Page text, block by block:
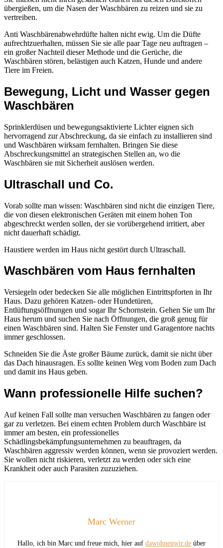
übergießen, um die Nasen der Waschbären zu reizen und sie zu
vertreiben.
Anti Waschbärenabwehrdüfte halten nicht ewig. Um die Düfte
aufrechtzuerhalten, müssen Sie sie alle paar Tage neu auftragen –
ein großer Nachteil dieser Methode und die Gerüche, die
Waschbären stören, belästigen auch Katzen, Hunde und andere
Tiere im Freien.
Bewegung, Licht und Wasser gegen
Waschbären
Sprinklerdüsen und bewegungsaktivierte Lichter eignen sich
hervorragend zur Abschreckung, da sie einfach zu installieren sind
und Waschbären wirksam fernhalten. Bringen Sie diese
Abschreckungsmittel an strategischen Stellen an, wo die
Waschbären sie mit Sicherheit auslösen werden.
Ultraschall und Co.
Vorab sollte man wissen: Waschbären sind nicht die einzigen Tiere,
die von diesen elektronischen Geräten mit einem hohen Ton
abgeschreckt werden sollen, der sie vorübergehend irritiert, aber
nicht dauerhaft schädigt.
Haustiere werden im Haus nicht gestört durch Ultraschall.
Waschbären vom Haus fernhalten
Versiegeln oder bedecken Sie alle möglichen Eintrittspforten in Ihr
Haus. Dazu gehören Katzen- oder Hundetüren,
Entlüftungsöffnungen und sogar Ihr Schornstein. Gehen Sie um Ihr
Haus herum und suchen Sie nach Öffnungen, die groß genug für
einen Waschbären sind. Halten Sie Fenster und Garagentore nachts
immer geschlossen.
Schneiden Sie die Äste großer Bäume zurück, damit sie nicht über
das Dach hinausragen. Es sollte keinen Weg vom Boden zum Dach
und damit ins Haus geben.
Wann professionelle Hilfe suchen?
Auf keinen Fall sollte man versuchen Waschbären zu fangen oder
gar zu verletzen. Bei einem echten Problem durch Waschbäre ist
immer am besten, ein professionelles
Schädlingsbekämpfungsunternehmen zu beauftragen, da
Waschbären aggressiv werden können, wenn sie provoziert werden.
Sie wollen nicht riskieren, verletzt zu werden oder sich eine
Krankheit oder auch Parasiten zuzuziehen.
Marc Werner
Hallo, ich bin Marc und freue mich, hier auf dawohnenwir.de über